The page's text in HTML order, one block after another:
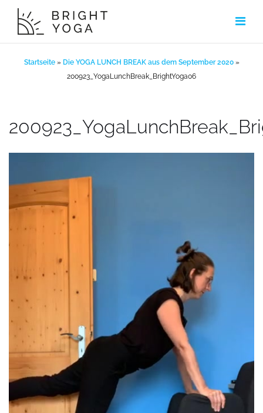
Inhalt
springen
Startseite» Die YOGA LUNCH BREAK aus dem September 2020»
200923_YogaLunchBreak_BrightYoga06